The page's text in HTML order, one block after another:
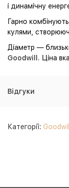
і динамічну
Гарно
кулями,
Діаметр —
Goodwill. Ціна
Відгуки
Категорії: